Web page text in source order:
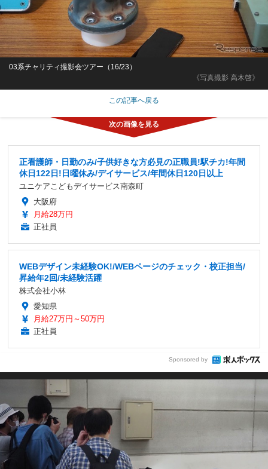
《写真撮影 高木啓》
03系チャリティ撮影会ツアー（16/23）
この記事へ戻る
正看護師・日勤のみ/子供好きな方必見の正職員!駅チカ!年間
休日122日!日曜休み/デイサービス/年間休日120日以上
ユニケアこどもデイサービス南森町
大阪府
月給28万円
正社員
WEBデザイン未経験OK!/WEBページのチェック・校正担当/
昇給年2回/未経験活躍
株式会社小林
愛知県
月給27万円～50万円
正社員
Sponsored by